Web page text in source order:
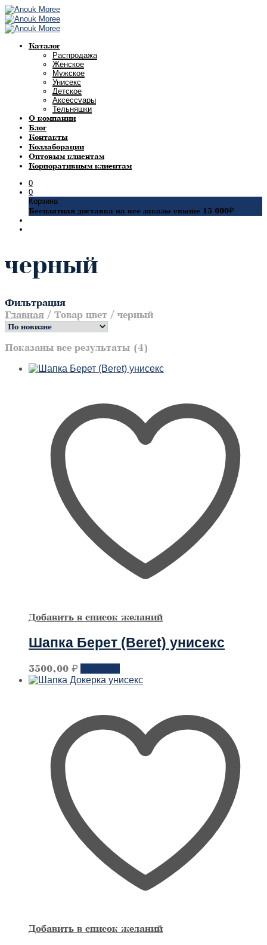
Каталог
Распродажа
Женское
Мужское
Унисекс
Детское
Аксессуары
Тельняшки
О компании
Блог
Контакты
Коллаборации
Оптовым клиентам
Корпоративным клиентам
0
0
Корзина
Бесплатная доставка на все заказы свыше 15 000₽
черный
Фильтрация
Главная / Товар цвет / черный
Показаны все результаты (4)
недавние
Добавить в список желаний
Шапка Берет (Beret) унисекс
3500,00 ₽
Этот
товар
Опции
можно
выбрать
Добавить в список желаний